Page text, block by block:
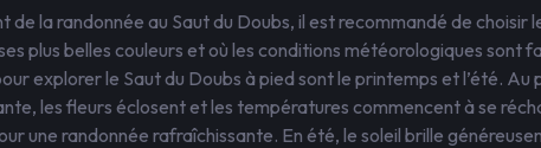
la randonnée au Saut du Doubs, il est recommandé de choisir
plus belles couleurs et où les conditions météorologiques sont
explorer le Saut du Doubs à pied sont le printemps et l’été. Au
les fleurs éclosent et les températures commencent à se
une randonnée rafraîchissante. En été, le soleil brille